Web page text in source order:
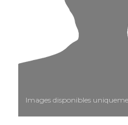
Images disponibles